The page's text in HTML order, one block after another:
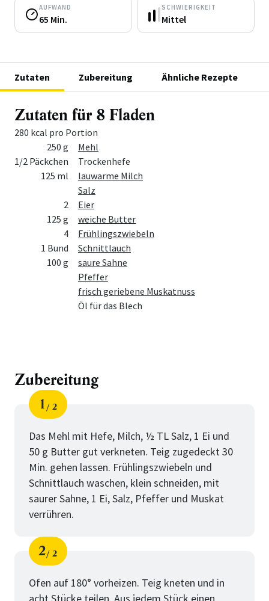
AUFWAND
65 Min.
SCHWIERIGKEIT
Mittel
Zutaten Zubereitung Ähnliche Rezepte
Zutaten für 8 Fladen
280 kcal pro Portion
Zutat
250 g
Mehl
1/2 Päckchen
Trockenhefe
125 ml
lauwarme Milch
Salz
2
Eier
125 g
weiche Butter
4
Frühlingszwiebeln
1 Bund
Schnittlauch
100 g
saure Sahne
Pfeffer
frisch geriebene Muskatnuss
Öl für das Blech
Zubereitung
Schritt
1
von
2
Das Mehl mit Hefe, Milch, ½ TL Salz, 1 Ei und
50 g Butter gut verkneten. Teig zugedeckt 30
Min. gehen lassen. Frühlingszwiebeln und
Schnittlauch waschen, klein schneiden, mit
saurer Sahne, 1 Ei, Salz, Pfeffer und Muskat
verrühren.
Schritt
2
von
2
Ofen auf 180° vorheizen. Teig kneten und in